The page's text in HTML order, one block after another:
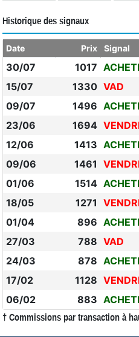
Historique des signaux
Date Prix Signal
30/07 1017
15/07
1330 VAD
09/07
1496
23/06
1694
12/06
1413
09/06
1461
01/06
1514
18/05
1271
01/04
896
27/03
788 VAD
24/03
878
17/02
1128
06/02
883
† Commissions par transaction à